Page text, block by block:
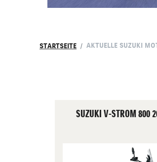
STARTSEITE AKTUELLE SUZUKI
SUZUKI V-STROM 800